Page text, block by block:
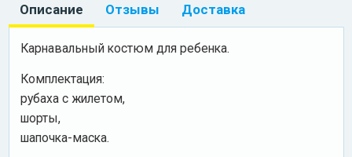
Описание Отзывы Доставка
Карнавальный костюм для ребенка.
Комплектация:
рубаха с жилетом,
шорты,
шапочка-маска.